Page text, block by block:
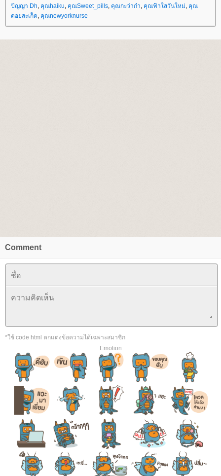
ปัญญา Dh, คุณhaiku, คุณSweet_pills, คุณกะว่าก๋า, คุณฟ้าใสวันใหม่, คุณ
ดอยสะเก็ด, คุณnewyorknurse
Comment
*ใช้ code html ตกแต่งข้อความได้เฉพาะสมาชิก
Emotion